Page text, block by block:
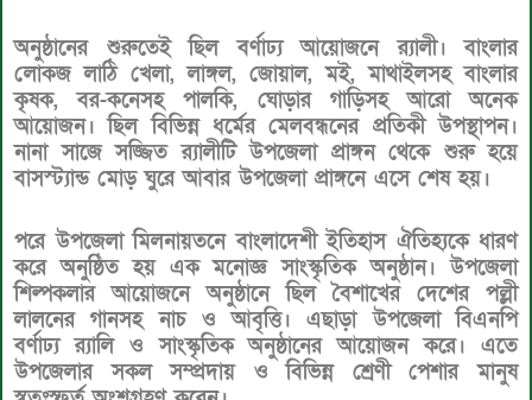
অনুষ্ঠানের শুরুতেই ছিল বর্ণাঢ্য আয়োজনে র‌্যালী। বাংলার
লোকজ লাঠি খেলা, লাঙ্গল, জোয়াল, মই, মাথাইলসহ বাংলার
কৃষক, বর-কনেসহ পালকি, ঘোড়ার গাড়িসহ আরো অনেক
আয়োজন। ছিল বিভিন্ন ধর্মের মেলবন্ধনের প্রতিকী উপস্থাপন।
নানা সাজে সজ্জিত র‌্যালীটি উপজেলা প্রাঙ্গন থেকে শুরু হয়ে
বাসস্ট্যান্ড মোড় ঘুরে আবার উপজেলা প্রাঙ্গনে এসে শেষ হয়।
পরে উপজেলা মিলনায়তনে বাংলাদেশী ইতিহাস ঐতিহ্যকে ধারণ
করে অনুষ্ঠিত হয় এক মনোজ্ঞ সাংস্কৃতিক অনুষ্ঠান। উপজেলা
শিল্পকলার আয়োজনে অনুষ্ঠানে ছিল বৈশাখের দেশের পল্লী
লালনের গানসহ নাচ ও আবৃত্তি। এছাড়া উপজেলা বিএনপি
বর্ণাঢ্য র‌্যালি ও সাংস্কৃতিক অনুষ্ঠানের আয়োজন করে। এতে
উপজেলার সকল সম্প্রদায় ও বিভিন্ন শ্রেণী পেশার মানুষ